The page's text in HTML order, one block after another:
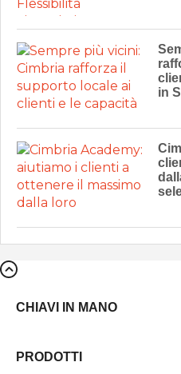
in
CHIAVI IN MANO
PRODOTTI